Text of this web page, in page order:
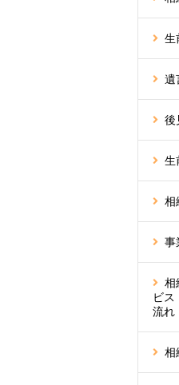
生
遺
後
生
相
事
相
ビス
流れ
相